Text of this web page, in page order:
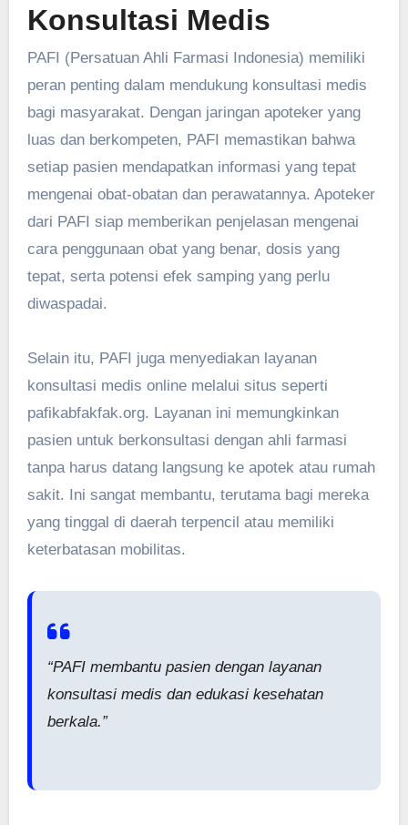
Konsultasi Medis
PAFI (Persatuan Ahli Farmasi Indonesia) memiliki
peran penting dalam mendukung konsultasi medis
bagi masyarakat. Dengan jaringan apoteker yang
luas dan berkompeten, PAFI memastikan bahwa
setiap pasien mendapatkan informasi yang tepat
mengenai obat-obatan dan perawatannya. Apoteker
dari PAFI siap memberikan penjelasan mengenai
cara penggunaan obat yang benar, dosis yang
tepat, serta potensi efek samping yang perlu
diwaspadai.
Selain itu, PAFI juga menyediakan layanan
konsultasi medis online melalui situs seperti
pafikabfakfak.org. Layanan ini memungkinkan
pasien untuk berkonsultasi dengan ahli farmasi
tanpa harus datang langsung ke apotek atau rumah
sakit. Ini sangat membantu, terutama bagi mereka
yang tinggal di daerah terpencil atau memiliki
keterbatasan mobilitas.
“PAFI membantu pasien dengan layanan
konsultasi medis dan edukasi kesehatan
berkala.”